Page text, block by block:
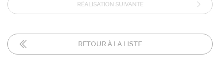
RÉALISATION SUIVANTE
RETOUR À LA LISTE